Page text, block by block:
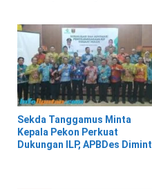
Sekda Tanggamus Minta
Kepala Pekon Perkuat
Dukungan ILP, APBDes